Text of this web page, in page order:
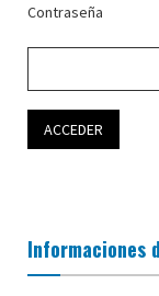
Contraseña
Informaciones